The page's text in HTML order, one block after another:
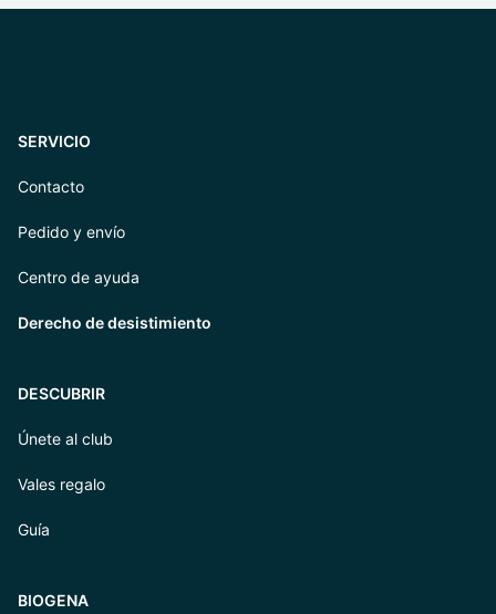
SERVICIO
Contacto
Pedido y envío
Centro de ayuda
Derecho de desistimiento
DESCUBRIR
Únete al club
Vales regalo
Guía
BIOGENA